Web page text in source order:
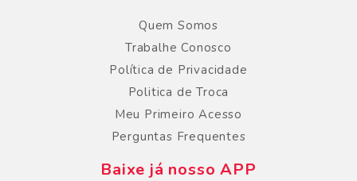
Quem Somos
Trabalhe Conosco
Política de Privacidade
Politica de Troca
Meu Primeiro Acesso
Perguntas Frequentes
Baixe já nosso APP